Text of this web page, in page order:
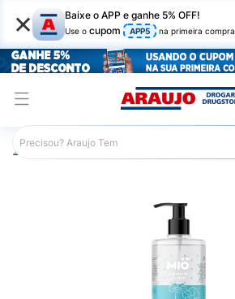
× Baixe o APP e ganhe 5% OFF!
Use o cupom APP5 na primeira compra
Araujo Higiene Pessoal